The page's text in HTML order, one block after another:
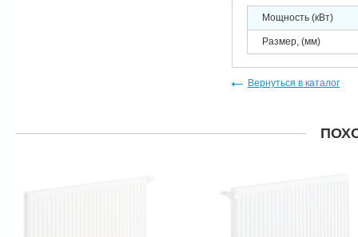
Мощность (кВт)
Размер, (мм)
Вернуться в каталог